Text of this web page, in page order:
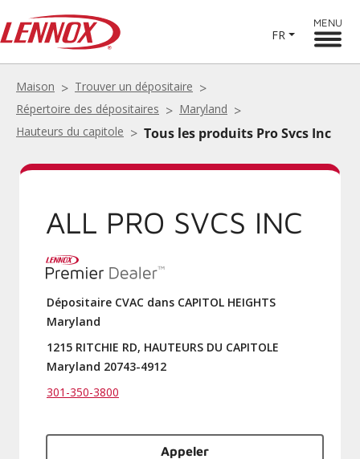
FR
MENU
Maison
Trouver un dépositaire
Répertoire des dépositaires
Maryland
Hauteurs du capitole
Tous les produits Pro Svcs Inc
ALL PRO SVCS INC
Dépositaire CVAC dans CAPITOL HEIGHTS
Maryland
1215 RITCHIE RD, HAUTEURS DU CAPITOLE
Maryland 20743-4912
301-350-3800
Appeler